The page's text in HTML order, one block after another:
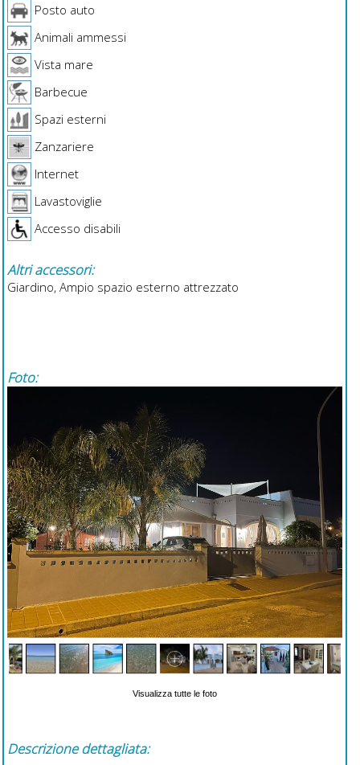
Posto auto
Animali ammessi
Vista mare
Barbecue
Spazi esterni
Zanzariere
Internet
Lavastoviglie
Accesso disabili
Altri accessori:
Giardino, Ampio spazio esterno attrezzato
Foto:
Visualizza tutte le foto
Descrizione dettagliata: